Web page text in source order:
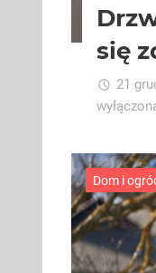
się
21
Dom i